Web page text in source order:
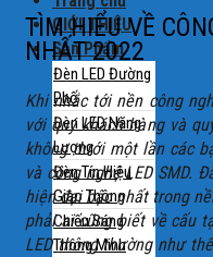
GIỚI THIỆU
Sản Phẩm
Đèn LED Đường
Phố
Đèn LED Năng
Lượng
Đèn Tín Hiệu
Giao Thông
Chiếu Sáng
Thông Minh
TÌM HIỂU VỀ
NHẤT 2022
Khi nhắc tới nền công
với quý khách hàng và
không dưới một lần các
và công nghệ LED SMD.
hiện đại bậc nhất trong
phải ai cũng biết về cấu
LED thông thường như